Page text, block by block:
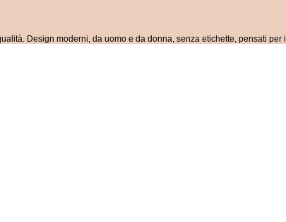
Design moderni, da uomo e da donna, senza etichette, pensati per